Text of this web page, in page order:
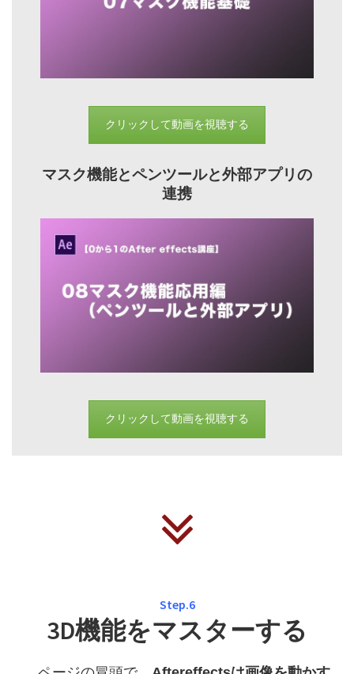
クリックして動画を視聴する
マスク機能とペンツールと外部アプリの
連携
クリックして動画を視聴する
Step.6
3D機能をマスターする